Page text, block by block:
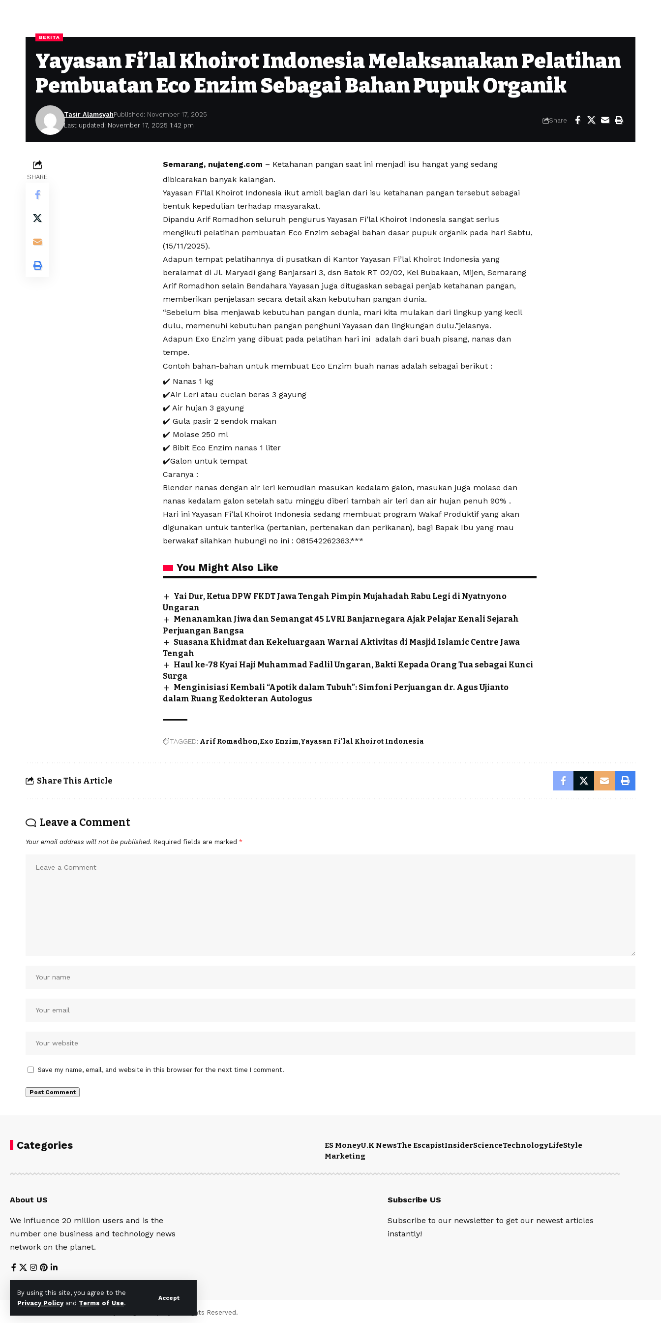
By using this site, you agree to the
Privacy Policy and Terms of Use.
Accept
BERITA
Yayasan Fi’lal Khoirot Indonesia Melaksanakan Pelatihan
Pembuatan Eco Enzim Sebagai Bahan Pupuk Organik
Last updated: November 17, 2025 1:42 pm
Tasir AlamsyahPublished: November 17, 2025
Share
SHARE
Semarang, nujateng.com – Ketahanan pangan saat ini menjadi isu hangat yang sedang
dibicarakan banyak kalangan.
Yayasan Fi’lal Khoirot Indonesia ikut ambil bagian dari isu ketahanan pangan tersebut sebagai
bentuk kepedulian terhadap masyarakat.
Dipandu Arif Romadhon seluruh pengurus Yayasan Fi’lal Khoirot Indonesia sangat serius
mengikuti pelatihan pembuatan Eco Enzim sebagai bahan dasar pupuk organik pada hari Sabtu,
(15/11/2025).
Adapun tempat pelatihannya di pusatkan di Kantor Yayasan Fi’lal Khoirot Indonesia yang
beralamat di Jl. Maryadi gang Banjarsari 3, dsn Batok RT 02/02, Kel Bubakaan, Mijen, Semarang
Arif Romadhon selain Bendahara Yayasan juga ditugaskan sebagai penjab ketahanan pangan,
memberikan penjelasan secara detail akan kebutuhan pangan dunia.
“Sebelum bisa menjawab kebutuhan pangan dunia, mari kita mulakan dari lingkup yang kecil
dulu, memenuhi kebutuhan pangan penghuni Yayasan dan lingkungan dulu.”jelasnya.
Adapun Exo Enzim yang dibuat pada pelatihan hari ini adalah dari buah pisang, nanas dan
tempe.
Contoh bahan-bahan untuk membuat Eco Enzim buah nanas adalah sebagai berikut :
✔️ Nanas 1 kg
✔️Air Leri atau cucian beras 3 gayung
✔️ Air hujan 3 gayung
✔️ Gula pasir 2 sendok makan
✔️ Molase 250 ml
✔️ Bibit Eco Enzim nanas 1 liter
✔️Galon untuk tempat
Caranya :
Blender nanas dengan air leri kemudian masukan kedalam galon, masukan juga molase dan
nanas kedalam galon setelah satu minggu diberi tambah air leri dan air hujan penuh 90% .
Hari ini Yayasan Fi’lal Khoirot Indonesia sedang membuat program Wakaf Produktif yang akan
digunakan untuk tanterika (pertanian, pertenakan dan perikanan), bagi Bapak Ibu yang mau
berwakaf silahkan hubungi no ini : 081542262363.***
You Might Also Like
Yai Dur, Ketua DPW FKDT Jawa Tengah Pimpin Mujahadah Rabu Legi di Nyatnyono
Ungaran
Menanamkan Jiwa dan Semangat 45 LVRI Banjarnegara Ajak Pelajar Kenali Sejarah
Perjuangan Bangsa
Suasana Khidmat dan Kekeluargaan Warnai Aktivitas di Masjid Islamic Centre Jawa
Tengah
Haul ke-78 Kyai Haji Muhammad Fadlil Ungaran, Bakti Kepada Orang Tua sebagai Kunci
Surga
Menginisiasi Kembali “Apotik dalam Tubuh”: Simfoni Perjuangan dr. Agus Ujianto
dalam Ruang Kedokteran Autologus
TAGGED: Arif Romadhon Exo Enzim Yayasan Fi'lal Khoirot Indonesia
Share This Article
Leave a Comment
Your email address will not be published. Required fields are marked *
Save my name, email, and website in this browser for the next time I comment.
Categories ES MoneyU.K NewsThe EscapistInsiderScienceTechnologyLifeStyle
Marketing
About US
We influence 20 million users and is the
number one business and technology news
network on the planet.
Subscribe US
Subscribe to our newsletter to get our newest articles
instantly!
© Foxiz News Network. Ruby Design Company. All Rights Reserved.